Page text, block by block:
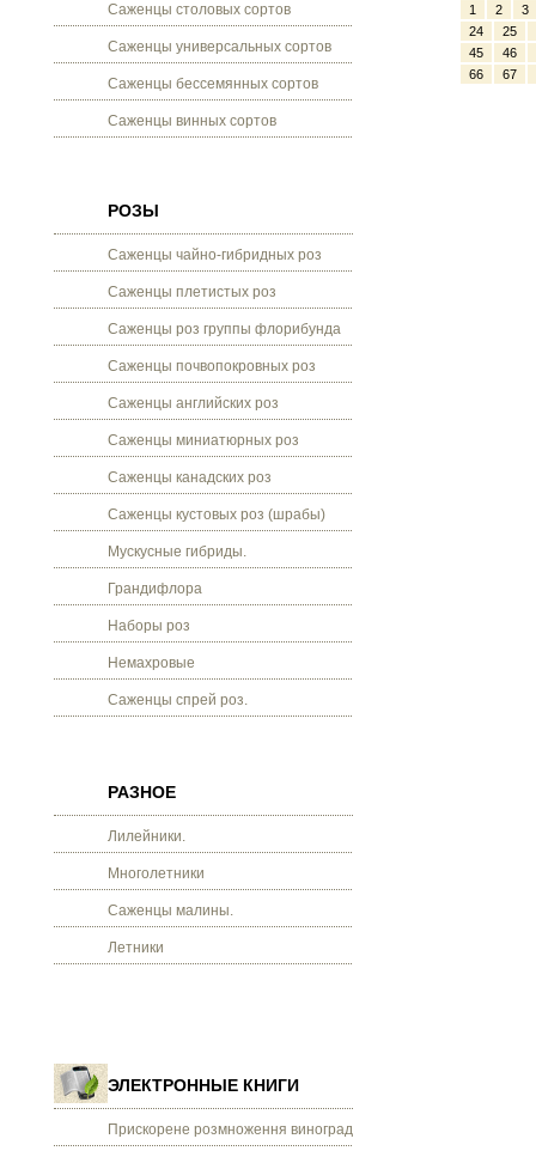
Саженцы столовых сортов
Саженцы универсальных сортов
Саженцы бессемянных сортов
Саженцы винных сортов
РОЗЫ
Саженцы чайно-гибридных роз
Саженцы плетистых роз
Саженцы роз группы флорибунда
Саженцы почвопокровных роз
Саженцы английских роз
Саженцы миниатюрных роз
Саженцы канадских роз
Саженцы кустовых роз (шрабы)
Мускусные гибриды.
Грандифлора
Наборы роз
Немахровые
Саженцы спрей роз.
РАЗНОЕ
Лилейники.
Многолетники
Саженцы малины.
Летники
ЭЛЕКТРОННЫЕ КНИГИ
Прискорене розмноження винограду.
1 2
3
24
25
45
46
66
67